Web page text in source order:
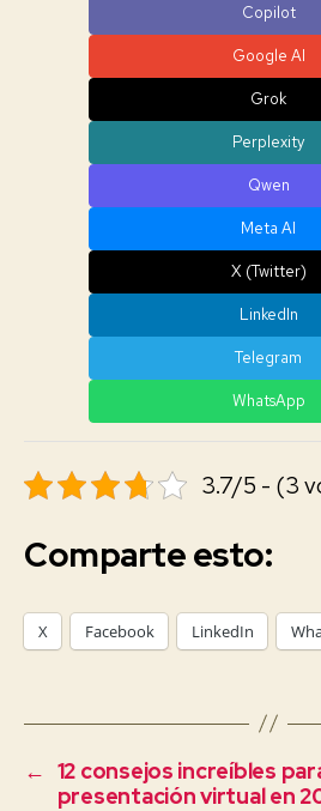
Copilot
Google AI
Grok
Perplexity
Qwen
Meta AI
X (Twitter)
LinkedIn
Telegram
WhatsApp
3.7/5 - (3
Comparte esto:
X Facebook LinkedIn
← 12 consejos increíbles
presentación virtual en